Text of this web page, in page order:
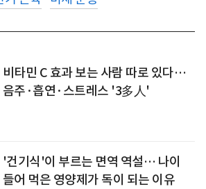
비타민 C 효과 보는 사람 따로 있다…
음주·흡연·스트레스 '3多人'
'건기식'이 부르는 면역 역설… 나이
들어 먹은 영양제가 독이 되는 이유